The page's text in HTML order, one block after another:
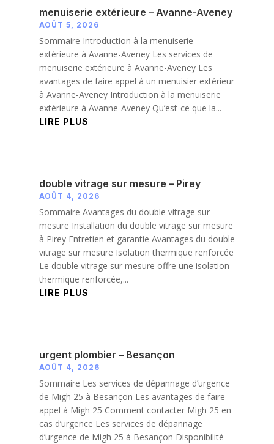
menuiserie extérieure – Avanne-Aveney
AOÛT 5, 2026
Sommaire Introduction à la menuiserie
extérieure à Avanne-Aveney Les services de
menuiserie extérieure à Avanne-Aveney Les
avantages de faire appel à un menuisier extérieur
à Avanne-Aveney Introduction à la menuiserie
extérieure à Avanne-Aveney Qu’est-ce que la...
LIRE PLUS
double vitrage sur mesure – Pirey
AOÛT 4, 2026
Sommaire Avantages du double vitrage sur
mesure Installation du double vitrage sur mesure
à Pirey Entretien et garantie Avantages du double
vitrage sur mesure Isolation thermique renforcée
Le double vitrage sur mesure offre une isolation
thermique renforcée,...
LIRE PLUS
urgent plombier – Besançon
AOÛT 4, 2026
Sommaire Les services de dépannage d’urgence
de Migh 25 à Besançon Les avantages de faire
appel à Migh 25 Comment contacter Migh 25 en
cas d’urgence Les services de dépannage
d’urgence de Migh 25 à Besançon Disponibilité